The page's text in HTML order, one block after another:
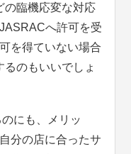
の臨機応変な対応
へ許可を受
を得ていない場合
のもいいでしょ
にも、メリッ
分の店に合ったサ